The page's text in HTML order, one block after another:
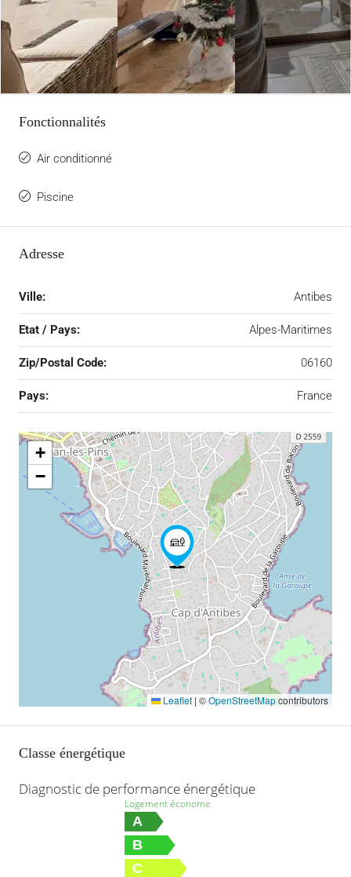
Fonctionnalités
Air conditionné
Piscine
Adresse
Ville: Antibes
Etat / Pays: Alpes-Maritimes
Zip/Postal Code: 06160
Pays: France
+
−
Leaflet | ©OpenStreetMapcontributors
Classe énergétique
Diagnostic de performance énergétique
Logement économe
A
B
C